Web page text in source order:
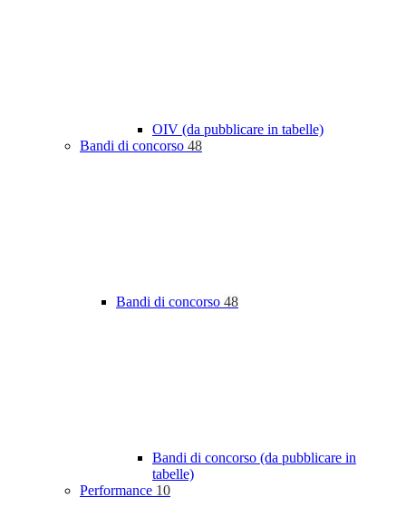
OIV (da pubblicare in tabelle)
Bandi di concorso 48
Bandi di concorso 48
Bandi di concorso (da pubblicare in
tabelle)
Performance 10